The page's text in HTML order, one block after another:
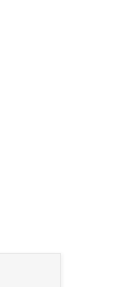
| Ultieme Grip &amp;
- Zwart |